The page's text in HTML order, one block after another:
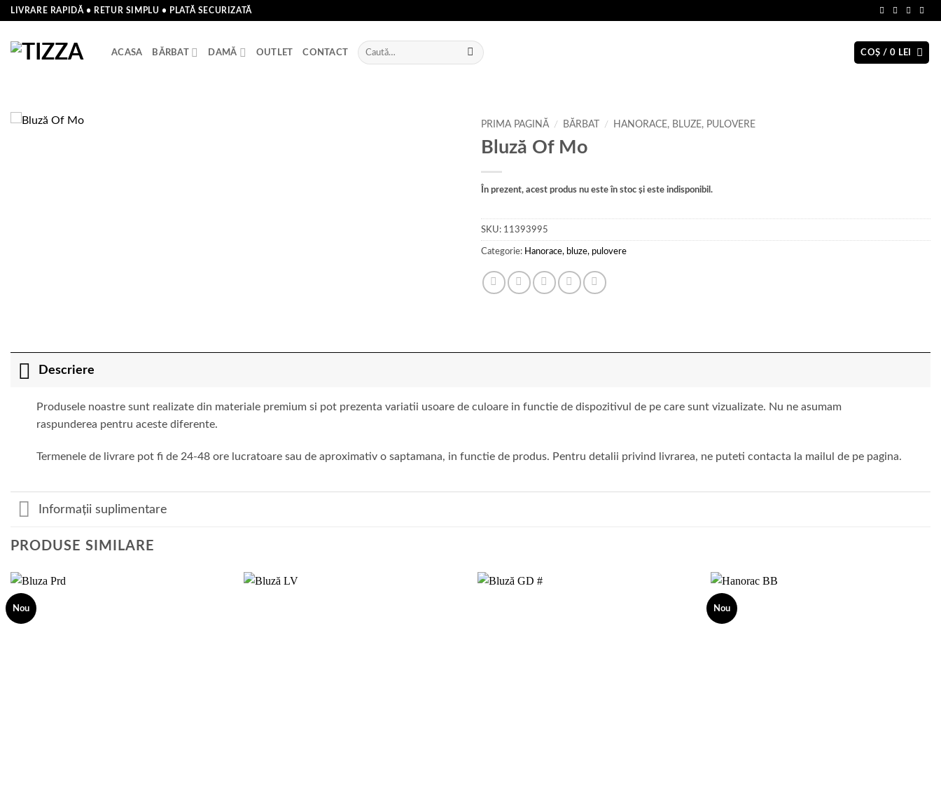
Skip
content
LIVRARE RAPIDĂ • RETUR SIMPLU • PLATĂ SECURIZATĂ
ACASA BĂRBAT DAMĂ OUTLET CONTACT
Caută
după:
COȘ / 0 LEI
PRIMA PAGINĂ / BĂRBAT / HANORACE, BLUZE, PULOVERE
Bluză Of Mo
În prezent, acest produs nu este în stoc și este indisponibil.
SKU: 11393995
Categorie: Hanorace, bluze, pulovere
Descriere
Produsele noastre sunt realizate din materiale premium si pot prezenta variatii usoare de culoare in functie de dispozitivul de pe care sunt vizualizate. Nu ne asumam
raspunderea pentru aceste diferente.
Termenele de livrare pot fi de 24-48 ore lucratoare sau de aproximativ o saptamana, in functie de produs. Pentru detalii privind livrarea, ne puteti contacta la mailul de pe pagina.
Informații suplimentare
PRODUSE SIMILARE
Nou Nou